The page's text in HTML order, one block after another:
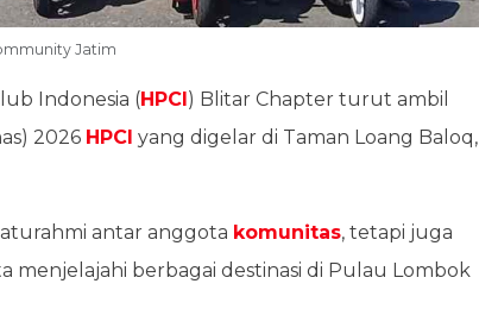
Jatim
Indonesia (HPCI) Blitar Chapter turut ambil
2026 HPCI yang digelar di Taman Loang Baloq,
antar anggota komunitas, tetapi juga
menjelajahi berbagai destinasi di Pulau Lombok